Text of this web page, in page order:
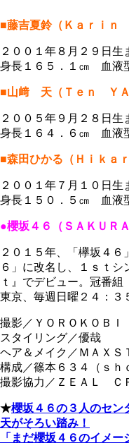
■藤吉夏鈴（Ｋａｒｉｎ
２００１年８月２９日
身長１６５．１㎝ 血液
■山﨑 天（Ｔｅｎ ＹＡ
２００５年９月２８日
身長１６４．６㎝ 血液
■森田ひかる（Ｈｉｋａ
２００１年７月１０日
身長１５０．５㎝ 血液
●櫻坂４６（ＳＡＫＵＲ
２０１５年、「欅坂４６
６」に改名し、１ｓｔ
ｔ』でデビュー。冠番
東京、毎週日曜２４：３
撮影／ＹＯＲＯＫＯＢＩ
スタイリング／優哉
ヘア＆メイク／ＭＡＸＳ
構成／篠本６３４（ｓｈ
撮影協力／ＺＥＡＬ Ｃ
★櫻坂４６の３人のセン
天がそろい踏み！
「まだ櫻坂４６のイメ